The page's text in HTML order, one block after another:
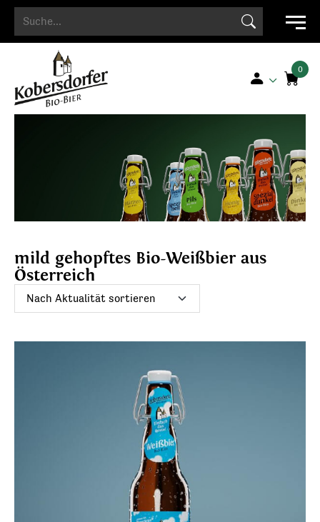
for:
Search Button
mild gehopftes Bio-Weißbier aus
Österreich